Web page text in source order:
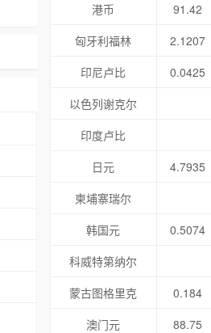
港币
91.42
匈牙利福林
2.1207
印尼卢比
0.0425
以色列谢克尔
印度卢比
日元
4.7935
柬埔寨瑞尔
韩国元
0.5074
科威特第纳尔
蒙古图格里克
0.184
澳门元
88.75